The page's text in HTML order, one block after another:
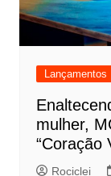
Lançamentos
mulher,
“Coração
Rociclei